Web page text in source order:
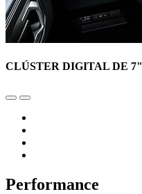
CLÚSTER DIGITAL DE 7"
Performance